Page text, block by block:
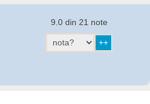
9.0 din 21 note